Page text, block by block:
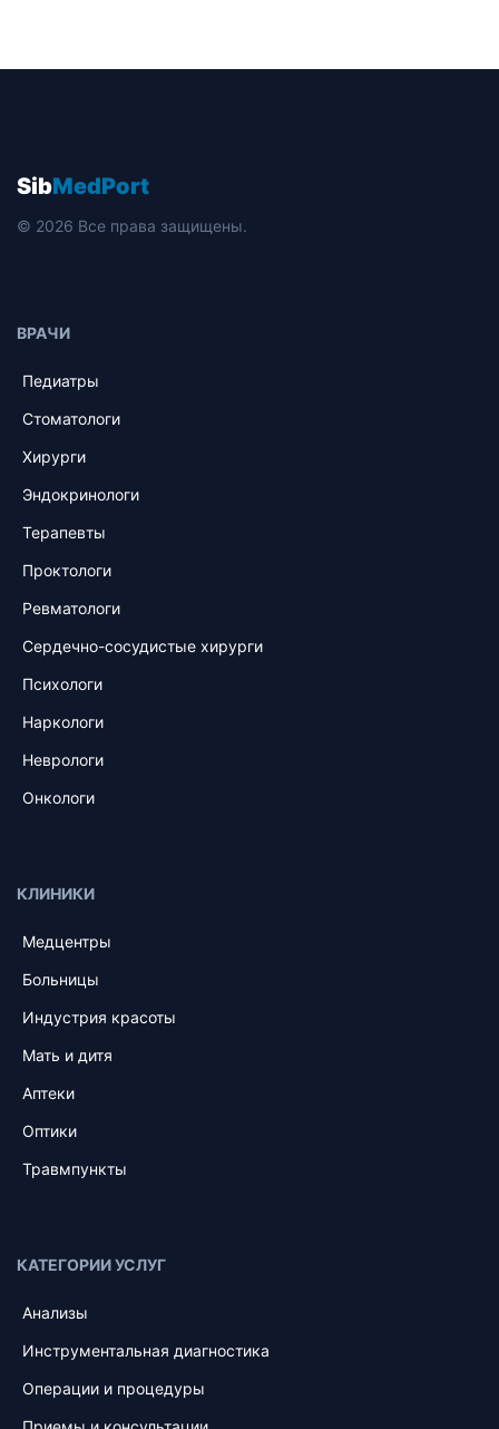
SibMedPort
© 2026 Все права защищены.
ВРАЧИ
Педиатры
Стоматологи
Хирурги
Эндокринологи
Терапевты
Проктологи
Ревматологи
Сердечно-сосудистые хирурги
Психологи
Наркологи
Неврологи
Онкологи
КЛИНИКИ
Медцентры
Больницы
Индустрия красоты
Мать и дитя
Аптеки
Оптики
Травмпункты
КАТЕГОРИИ УСЛУГ
Анализы
Инструментальная диагностика
Операции и процедуры